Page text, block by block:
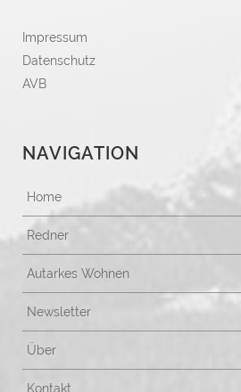
Impressum
Datenschutz
AVB
NAVIGATION
Home
Redner
Autarkes Wohnen
Newsletter
Über
Kontakt